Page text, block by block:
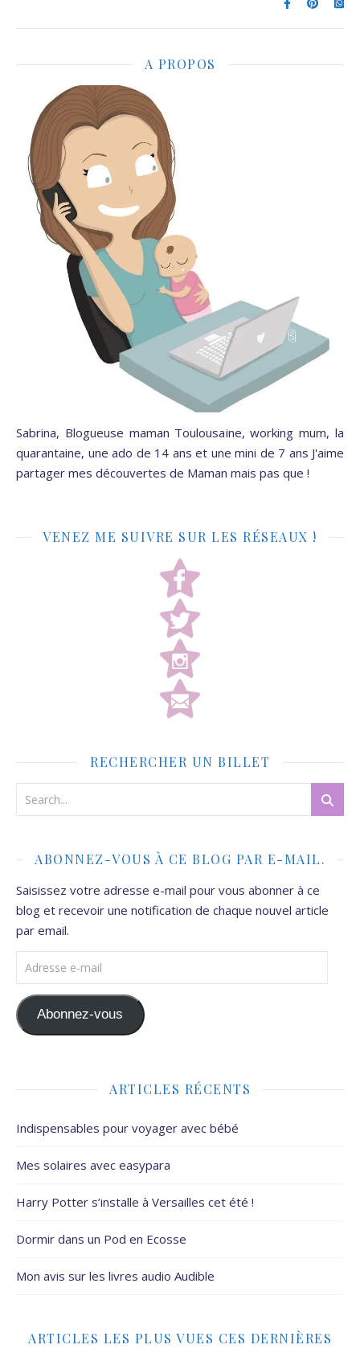
A PROPOS
Sabrina, Blogueuse maman Toulousaine, working mum, la
quarantaine, une ado de 14 ans et une mini de 7 ans J'aime
partager mes découvertes de Maman mais pas que !
VENEZ ME SUIVRE SUR LES RÉSEAUX !
RECHERCHER UN BILLET
ABONNEZ-VOUS À CE BLOG PAR E-MAIL.
Saisissez votre adresse e-mail pour vous abonner à ce
blog et recevoir une notification de chaque nouvel article
par email.
Adresse e-mail
Abonnez-vous
ARTICLES RÉCENTS
Indispensables pour voyager avec bébé
Mes solaires avec easypara
Harry Potter s’installe à Versailles cet été !
Dormir dans un Pod en Ecosse
Mon avis sur les livres audio Audible
ARTICLES LES PLUS VUES CES DERNIÈRES